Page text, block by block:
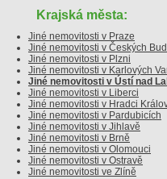
Krajská města:
Jiné nemovitosti v Praze
Jiné nemovitosti v Českých
Jiné nemovitosti v Plzni
Jiné nemovitosti v Karlových
Jiné nemovitosti v Ústí nad
Jiné nemovitosti v Liberci
Jiné nemovitosti v Hradci
Jiné nemovitosti v Pardubicích
Jiné nemovitosti v Jihlavě
Jiné nemovitosti v Brně
Jiné nemovitosti v Olomouci
Jiné nemovitosti v Ostravě
Jiné nemovitosti ve Zlíně